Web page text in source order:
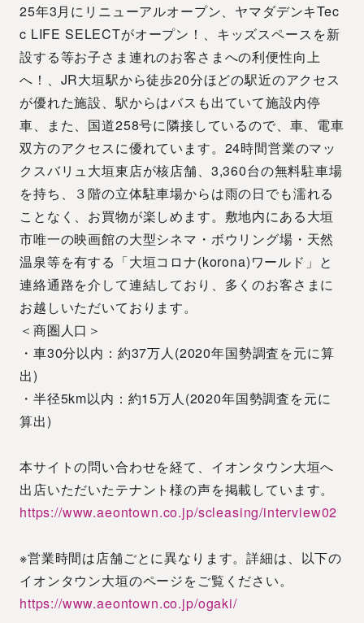
25年3月にリニューアルオープン、ヤマダデンキTec
c LIFE SELECTがオープン！、キッズスペースを新
設する等お子さま連れのお客さまへの利便性向上
へ！、JR大垣駅から徒歩20分ほどの駅近のアクセス
が優れた施設、駅からはバスも出ていて施設内停
車、また、国道258号に隣接しているので、車、電車
双方のアクセスに優れています。24時間営業のマッ
クスバリュ大垣東店が核店舗、3,360台の無料駐車場
を持ち、３階の立体駐車場からは雨の日でも濡れる
ことなく、お買物が楽しめます。敷地内にある大垣
市唯一の映画館の大型シネマ・ボウリング場・天然
温泉等を有する「大垣コロナ(korona)ワールド」と
連絡通路を介して連結しており、多くのお客さまに
お越しいただいております。
＜商圏人口＞
・車30分以内：約37万人(2020年国勢調査を元に算
出)
・半径5km以内：約15万人(2020年国勢調査を元に
算出)
本サイトの問い合わせを経て、イオンタウン大垣へ
出店いただいたテナント様の声を掲載しています。
https://www.aeontown.co.jp/scleasing/interview02
※営業時間は店舗ごとに異なります。詳細は、以下の
イオンタウン大垣のページをご覧ください。
https://www.aeontown.co.jp/ogaki/